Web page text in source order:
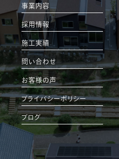
事業内容
採用情報
施工実績
問い合わせ
お客様の声
プライバシーポリシー
ブログ